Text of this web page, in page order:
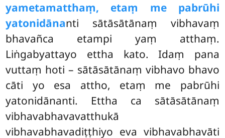
yametamatthaṃ, etaṃ me pabrūhi
yatonidānanti sātāsātānaṃ vibhavaṃ
bhavañca etampi yaṃ atthaṃ.
Liṅgabyattayo ettha kato. Idaṃ pana
vuttaṃ hoti – sātāsātānaṃ vibhavo bhavo
cāti yo esa attho, etaṃ me pabrūhi
yatonidānanti. Ettha ca sātāsātānaṃ
vibhavabhavavatthukā
vibhavabhavadiṭṭhiyo eva vibhavabhavāti